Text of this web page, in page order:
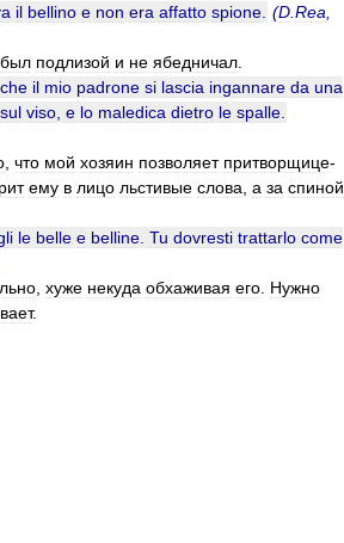
il bellino e non era affatto spione (D Rea
был подлизой и не ябедничал
che il mio padrone si lascia ingannare da una
sul viso e lo maledica dietro le spalle
что мой хозяин позволяет притворщице-
ему в лицо льстивые слова а за спиной
le belle e belline Tu dovresti trattarlo come
хуже некуда обхаживая его Нужно
.